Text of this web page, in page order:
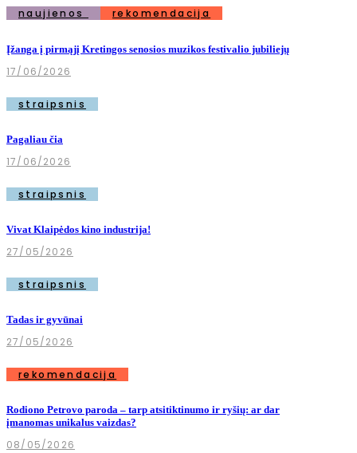
naujienos rekomendacija
Įžanga į pirmąjį Kretingos senosios muzikos festivalio jubiliejų
17/06/2026
straipsnis
Pagaliau čia
17/06/2026
straipsnis
Vivat Klaipėdos kino industrija!
27/05/2026
straipsnis
Tadas ir gyvūnai
27/05/2026
rekomendacija
Rodiono Petrovo paroda – tarp atsitiktinumo ir ryšių: ar dar
įmanomas unikalus vaizdas?
08/05/2026